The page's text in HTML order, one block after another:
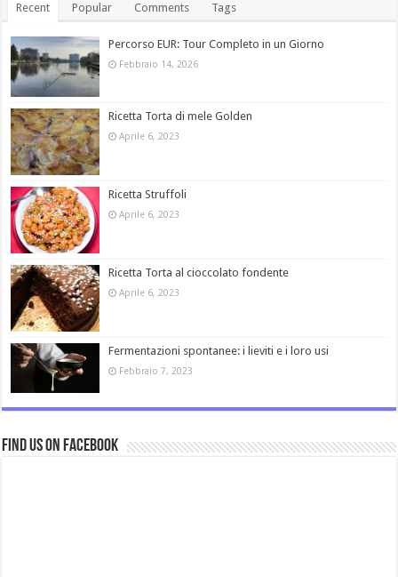
Recent Popular Comments Tags
Percorso EUR: Tour Completo in un Giorno
Febbraio 14, 2026
Ricetta Torta di mele Golden
Aprile 6, 2023
Ricetta Struffoli
Aprile 6, 2023
Ricetta Torta al cioccolato fondente
Aprile 6, 2023
Fermentazioni spontanee: i lieviti e i loro usi
Febbraio 7, 2023
Find us on Facebook